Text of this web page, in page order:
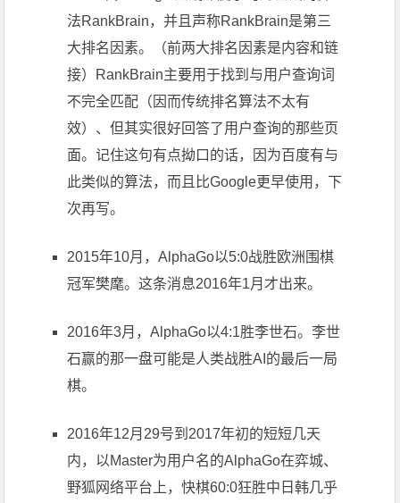
法RankBrain，并且声称RankBrain是第三
大排名因素。（前两大排名因素是内容和链
接）RankBrain主要用于找到与用户查询词
不完全匹配（因而传统排名算法不太有
效）、但其实很好回答了用户查询的那些页
面。记住这句有点拗口的话，因为百度有与
此类似的算法，而且比Google更早使用，下
次再写。
2015年10月，AlphaGo以5:0战胜欧洲围棋
冠军樊麾。这条消息2016年1月才出来。
2016年3月，AlphaGo以4:1胜李世石。李世
石赢的那一盘可能是人类战胜AI的最后一局
棋。
2016年12月29号到2017年初的短短几天
内，以Master为用户名的AlphaGo在弈城、
野狐网络平台上，快棋60:0狂胜中日韩几乎